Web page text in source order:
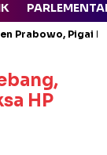
Prabowo, Pigai
HP